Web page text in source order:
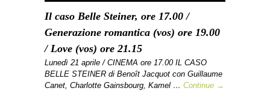
Il caso Belle Steiner, ore 17.00 /
Generazione romantica (vos) ore 19.00
/ Love (vos) ore 21.15
Lunedì 21 aprile / CINEMA ore 17.00 IL CASO
BELLE STEINER di Benoît Jacquot con Guillaume
Canet, Charlotte Gainsbourg, Kamel … Continue →